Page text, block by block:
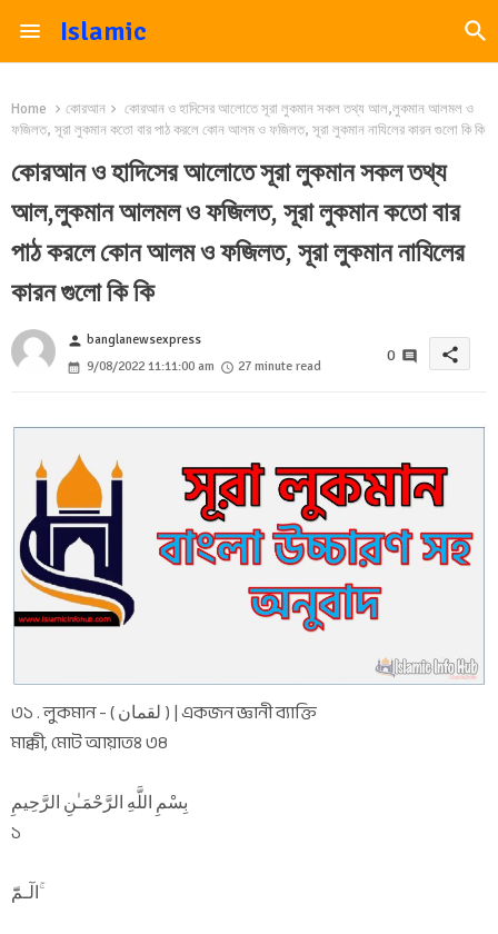
Islamic
Home কোরআন
কোরআন ও হাদিসের আলোতে সূরা লুকমান সকল তথ্য আল,লুকমান আলমল ও
ফজিলত, সূরা লুকমান কতো বার পাঠ করলে কোন আলম ও ফজিলত, সূরা লুকমান নাযিলের কারন গুলো কি কি
কোরআন ও হাদিসের আলোতে সূরা লুকমান সকল তথ্য
আল,লুকমান আলমল ও ফজিলত, সূরা লুকমান কতো বার
পাঠ করলে কোন আলম ও ফজিলত, সূরা লুকমান নাযিলের
কারন গুলো কি কি
person banglanewsexpress
9/08/2022 11:11:00 am
27 minute read
0 share
৩১ . লুকমান - ( لقمان ) | একজন জ্ঞানী ব্যাক্তি
মাক্কী, মোট আয়াতঃ ৩৪
بِسْمِ اللَّهِ الرَّحْمَـٰنِ الرَّحِيمِ
১
الٓـمّٓ ۚ